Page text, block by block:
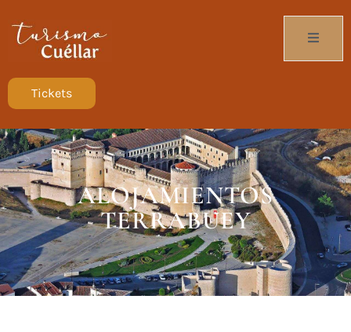
Tickets
ALOJAMIENTOS
TERRABUEY